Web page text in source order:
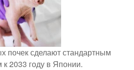
почек сделают стандартным
к 2033 году в Японии.